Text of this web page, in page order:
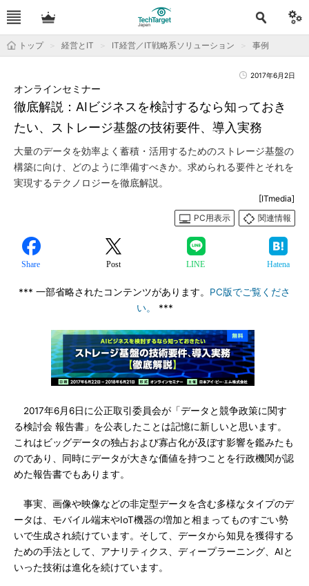
トップ 経営とIT IT経営／IT戦略系ソリューション 事例
2017年6月2日
徹底解説：AIビジネスを検討するなら知っておき
たい、ストレージ基盤の技術要件、導入実務
オンラインセミナー
大量のデータを効率よく蓄積・活用するためのストレージ基盤の
構築に向け、どのように準備すべきか。求められる要件とそれを
実現するテクノロジーを徹底解説。
[ITmedia]
PC用表示
関連情報
Share Post LINE Hatena
*** 一部省略されたコンテンツがあります。 PC版でご覧くださ
い。
***
2017年6月6日に公正取引委員会が「データと競争政策に関す
る検討会 報告書」を公表したことは記憶に新しいと思います。
これはビッグデータの独占および寡占化が及ぼす影響を鑑みたも
のであり、同時にデータが大きな価値を持つことを行政機関が認
めた報告書でもあります。
事実、画像や映像などの非定型データを含む多様なタイプのデ
ータは、モバイル端末やIoT機器の増加と相まってものすごい勢
いで生成され続けています。そして、データから知見を獲得する
ための手法として、アナリティクス、ディープラーニング、AIと
いった技術は進化を続けています。